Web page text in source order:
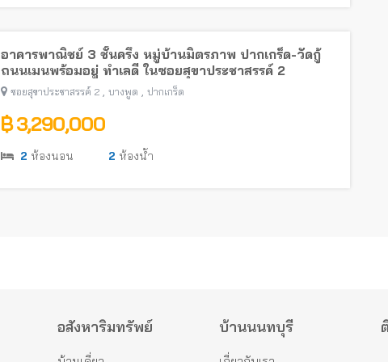
อาคารพาณิชย์ 3 ชั้นครึ่ง หมู่บ้านมิตรภาพ ปากเกร็ด-วัดกู้
ถนนเมนพร้อมอยู่ ทำเลดี ในซอยสุขาประชาสรรค์ 2
ซอยสุขาประชาสรรค์ 2 , บางพูด , ปากเกร็ด
฿ 3,290,000
2 ห้องนอน 2 ห้องน้ำ
อสังหาริมทรัพย์ บ้านนนทบุรี